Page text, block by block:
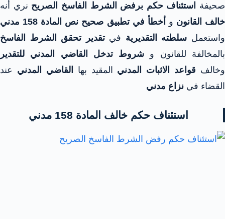
صحيفة استئناف حكم برفض الشرط الفاسخ الصريح نري أنه
خالف القانون و أخطأ في تطبيق صحيح نص المادة 158 مدني
واستعمل سلطته التقديرية فيتقدير تحقق الشرط الفاسخ
بالمخالفة للقانون و شروط تدخل القاضي المدني للتقدير
وخالف قواعد الاثبات المدني المقيد بها القاضي المدني عند
القضاء في نزاع مدني
استئناف حكم خالف المادة 158 مدني